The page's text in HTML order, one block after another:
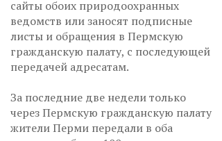
сайты обоих природоохранных
ведомств или заносят подписные
листы и обращения в Пермскую
гражданскую палату, с последующей
передачей адресатам.
За последние две недели только
через Пермскую гражданскую палату
жители Перми передали в оба